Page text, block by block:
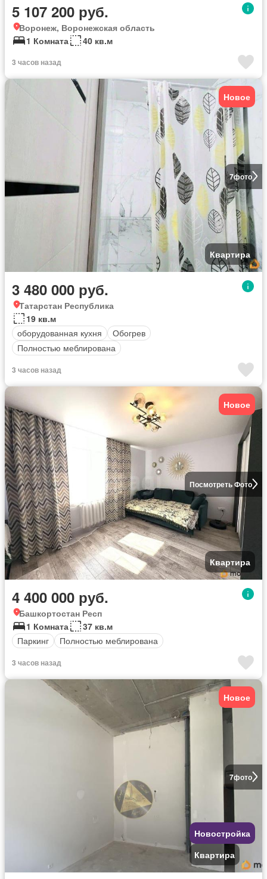
5 107 200 руб.
Воронеж, Воронежская область
1 Комната
40 кв.м
3 часов назад
7фото
Новое
Квартира
3 480 000 руб.
Татарстан Республика
19 кв.м
оборудованная кухня
Обогрев
Полностью меблирована
3 часов назад
Посмотреть Фото
Новое
Квартира
4 400 000 руб.
Башкортостан Респ
1 Комната
37 кв.м
Паркинг
Полностью меблирована
3 часов назад
7фото
Новое
Новостройка
Квартира